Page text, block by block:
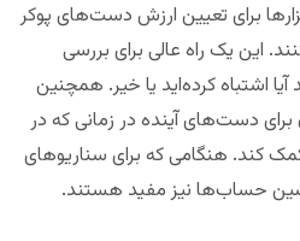
برای تعیین ارزش دست‌های پوکر
این یک راه عالی برای بررسی
اشتباه کرده‌اید یا خیر. همچنین
دست‌های آینده در زمانی که در
کند. هنگامی که برای سناریوهای
حساب‌ها نیز مفید هستند.